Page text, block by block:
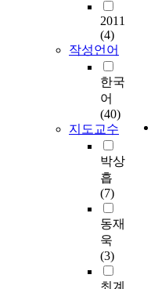
2011
(4)
작성언어
한국
어
(40)
지도교수
박상
흡
(7)
동재
욱
(3)